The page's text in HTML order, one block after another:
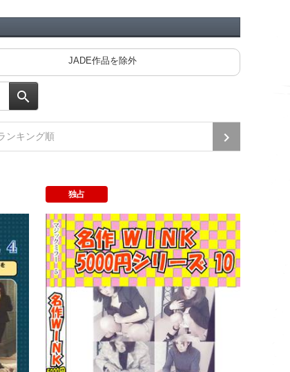
JADE作品を除外
キャリアウーマン出張記４
独占